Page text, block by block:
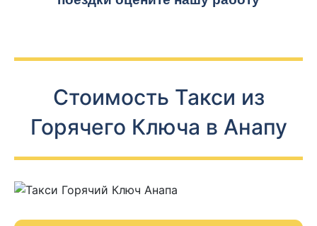
Стоимость Такси из
Горячего Ключа в Анапу